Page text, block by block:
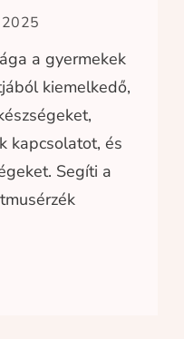
a gyermekek
kiemelkedő,
kapcsolatot, és
Segíti a